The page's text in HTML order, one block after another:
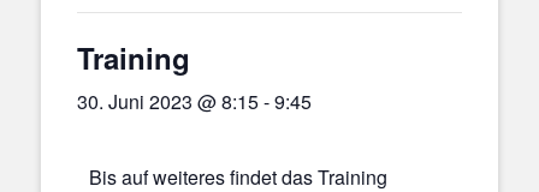
Training
30. Juni 2023 @ 8:15-9:45
Bis auf weiteres findet das Training